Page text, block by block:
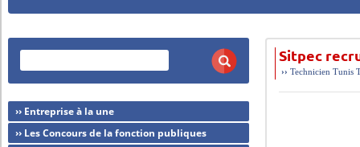
Sitpec
››Technicien Tunis
›› Entreprise à la une
›› Les Concours de la fonction publiques